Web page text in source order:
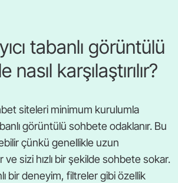
tabanlı görüntülü
karşılaştırılır?
siteleri minimum kurulumla
görüntülü sohbete odaklanır. Bu
çünkü genellikle uzun
ve sizi hızlı bir şekilde sohbete sokar.
bir deneyim, filtreler gibi özellik